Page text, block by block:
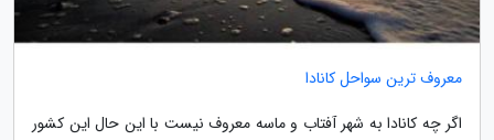
معروف ترین سواحل کانادا
اگر چه کانادا به شهر آفتاب و ماسه معروف نیست با این حال این کشور